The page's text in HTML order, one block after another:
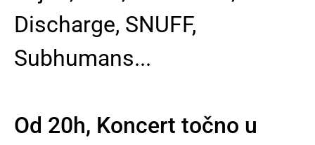
Discharge, SNUFF,
Subhumans...
Od 20h, Koncert točno u